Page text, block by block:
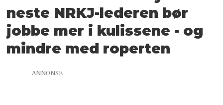
neste NRKJ-lederen bør
jobbe mer i kulissene - og
mindre med roperten
ANNONSE